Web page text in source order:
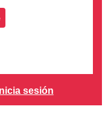
sesión